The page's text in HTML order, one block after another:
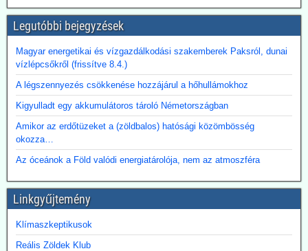
hasznosítása gazdasági és környezetvédelmi szempontból is
ígéretes elképzelés.
több hónapig tartó tárgyalások után megbízási szerződést kötött a
BME-vel egy döntést megalapozó tanulmány közös elkészítésére a
Paksi Atomerőmű hőjének a fővárosi távfűtési rendszerbe való
eljuttatása lehetőségéről.
Legutóbbi bejegyzések
Magyar energetikai és vízgazdálkodási szakemberek Paksról, dunai
vízlépcsőkről (frissítve 8.4.)
A légszennyezés csökkenése hozzájárul a hőhullámokhoz
Kigyulladt egy akkumulátoros tároló Németországban
Amikor az erdőtüzeket a (zöldbalos) hatósági közömbösség
okozza…
Az óceánok a Föld valódi energiatárolója, nem az atmoszféra
Linkgyűjtemény
Klímaszkeptikusok
Reális Zöldek Klub